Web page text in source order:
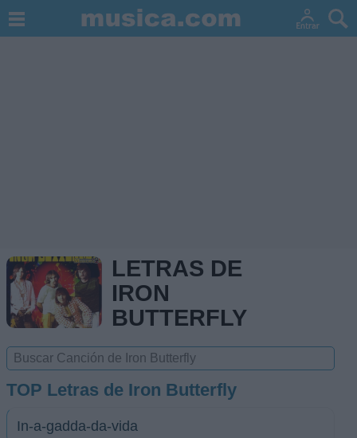
LETRAS DE
IRON
BUTTERFLY
TOP Letras de Iron Butterfly
In-a-gadda-da-vida